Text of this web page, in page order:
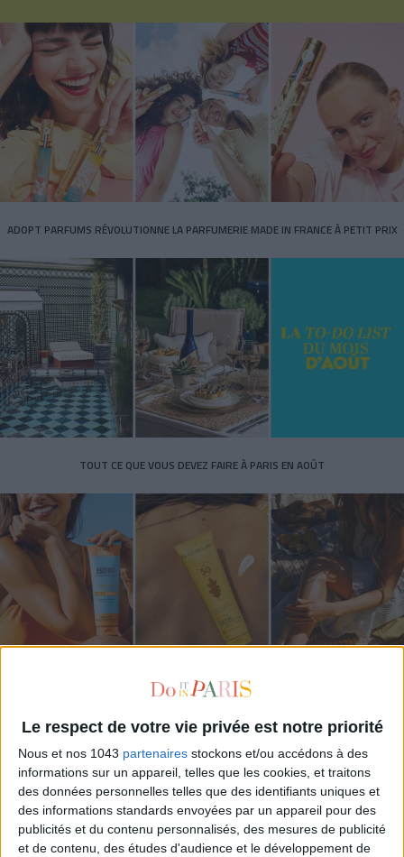
Le respect de votre vie privée est notre priorité
Nous et nos 1043 partenaires stockons et/ou accédons à des
informations sur un appareil, telles que les cookies, et traitons
des données personnelles telles que des identifiants uniques et
des informations standards envoyées par un appareil pour des
publicités et du contenu personnalisés, des mesures de publicité
et de contenu, des études d'audience et le développement de
ADOPT PARFUMS RÉVOLUTIONNE LA PARFUMERIE MADE IN FRANCE À PETIT PRIX
TOUT CE QUE VOUS DEVEZ FAIRE À PARIS EN AOÛT
LES SPF 50 QUI DONNENT ENVIE DE SE TARTINER